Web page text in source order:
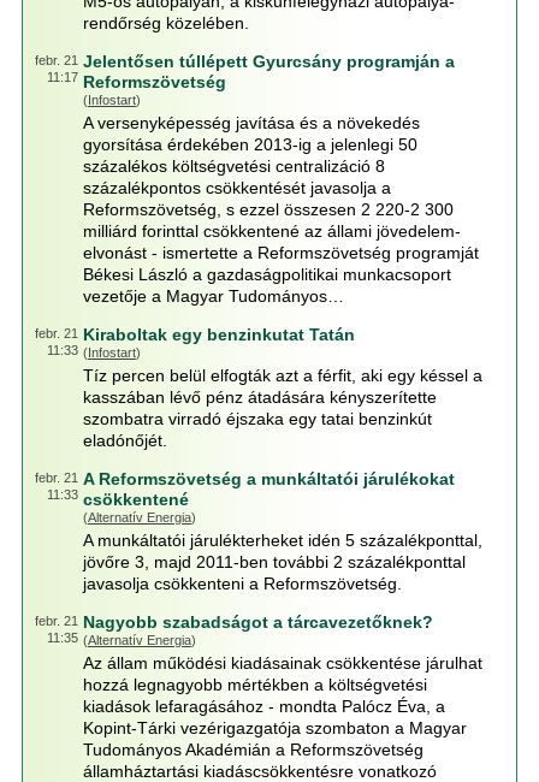
rendőrség közelében.
febr. 21
11:17
Jelentősen túllépett Gyurcsány programján a
Reformszövetség
(Infostart)
A versenyképesség javítása és a növekedés
gyorsítása érdekében 2013-ig a jelenlegi 50
százalékos költségvetési centralizáció 8
százalékpontos csökkentését javasolja a
Reformszövetség, s ezzel összesen 2 220-2 300
milliárd forinttal csökkentené az állami jövedelem-
elvonást - ismertette a Reformszövetség programját
Békesi László a gazdaságpolitikai munkacsoport
vezetője a Magyar Tudományos…
febr. 21
11:33
Kiraboltak egy benzinkutat Tatán
(Infostart)
Tíz percen belül elfogták azt a férfit, aki egy késsel a
kasszában lévő pénz átadására kényszerítette
szombatra virradó éjszaka egy tatai benzinkút
eladónőjét.
febr. 21
11:33
A Reformszövetség a munkáltatói járulékokat
csökkentené
(Alternatív Energia)
A munkáltatói járulékterheket idén 5 százalékponttal,
jövőre 3, majd 2011-ben további 2 százalékponttal
javasolja csökkenteni a Reformszövetség.
febr. 21
11:35
Nagyobb szabadságot a tárcavezetőknek?
(Alternatív Energia)
Az állam működési kiadásainak csökkentése járulhat
hozzá legnagyobb mértékben a költségvetési
kiadások lefaragásához - mondta Palócz Éva, a
Kopint-Tárki vezérigazgatója szombaton a Magyar
Tudományos Akadémián a Reformszövetség
államháztartási kiadáscsökkentésre vonatkozó